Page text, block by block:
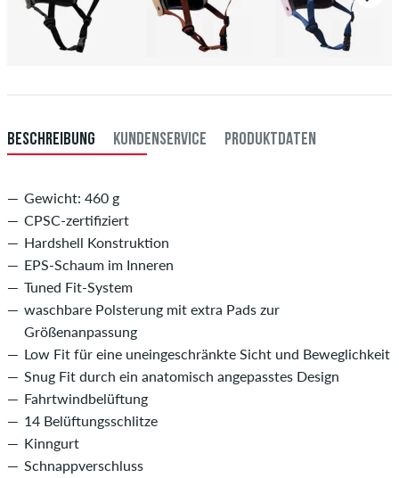
BESCHREIBUNG KUNDENSERVICE PRODUKTDATEN
Gewicht: 460 g
CPSC-zertifiziert
Hardshell Konstruktion
EPS-Schaum im Inneren
Tuned Fit-System
waschbare Polsterung mit extra Pads zur
Größenanpassung
Low Fit für eine uneingeschränkte Sicht und Beweglichkeit
Snug Fit durch ein anatomisch angepasstes Design
Fahrtwindbelüftung
14 Belüftungsschlitze
Kinngurt
Schnappverschluss